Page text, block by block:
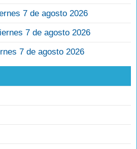
7 de agosto 2026
7 de agosto 2026
7 de agosto 2026